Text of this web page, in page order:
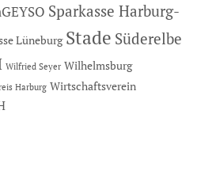
Sparkasse Harburg-
Lüneburg Stade Süderelbe
Wilfried Seyer Wilhelmsburg
Harburg Wirtschaftsverein